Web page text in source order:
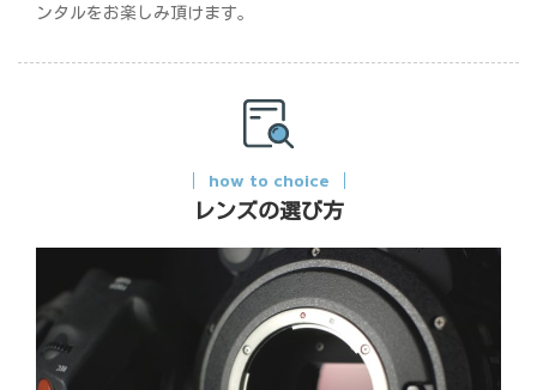
ンタルをお楽しみ頂けます。
how to choice
レンズの選び方